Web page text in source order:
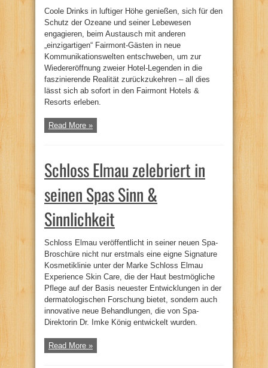
Coole Drinks in luftiger Höhe genießen, sich für den
Schutz der Ozeane und seiner Lebewesen
engagieren, beim Austausch mit anderen
„einzigartigen“ Fairmont-Gästen in neue
Kommunikationswelten entschweben, um zur
Wiedereröffnung zweier Hotel-Legenden in die
faszinierende Realität zurückzukehren – all dies
lässt sich ab sofort in den Fairmont Hotels &
Resorts erleben.
Read More »
Schloss Elmau zelebriert in
seinen Spas Sinn &
Sinnlichkeit
Schloss Elmau veröffentlicht in seiner neuen Spa-
Broschüre nicht nur erstmals eine eigne Signature
Kosmetiklinie unter der Marke Schloss Elmau
Experience Skin Care, die der Haut bestmögliche
Pflege auf der Basis neuester Entwicklungen in der
dermatologischen Forschung bietet, sondern auch
innovative neue Behandlungen, die von Spa-
Direktorin Dr. Imke König entwickelt wurden.
Read More »